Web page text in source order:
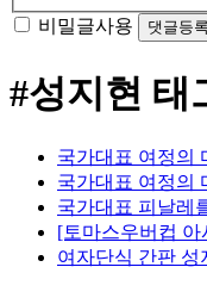
비밀글사용
#성지현 태
국가대표 여정의
국가대표 여정의
국가대표 피날레
[토마스우버컵
여자단식 간판